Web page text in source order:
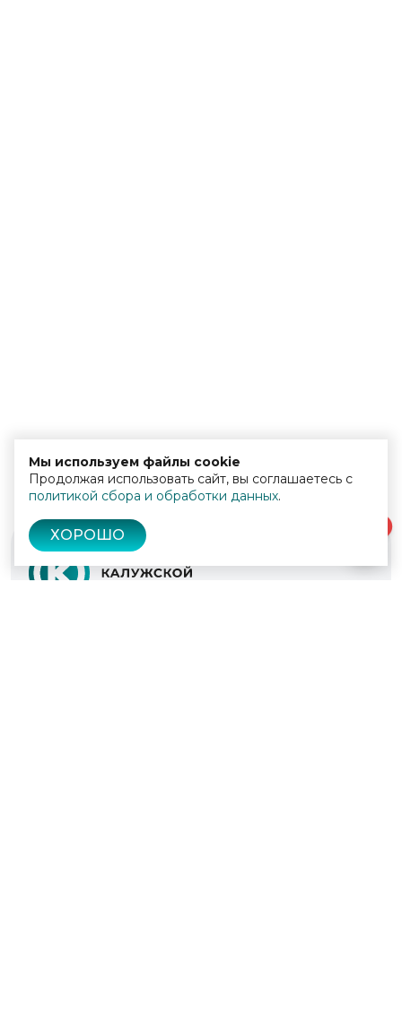
Мы используем файлы cookie
Продолжая использовать сайт, вы соглашаетесь с
политикой сбора и обработки данных.
ХОРОШО